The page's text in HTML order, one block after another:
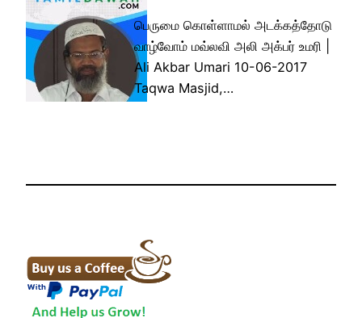
பெருமை கொள்ளாமல் அடக்கத்தோடு
வாழ்வோம் மவ்லவி அலி அக்பர் உமரி |
Ali Akbar Umari 10-06-2017
Taqwa Masjid,…